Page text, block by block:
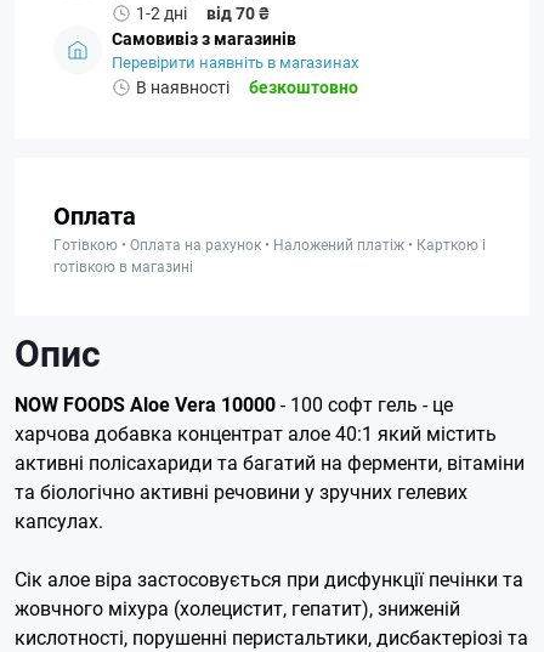
1-2 дні
від 70 ₴
Самовивіз з магазинів
Перевірити наявніть в магазинах
В наявності безкоштовно
Оплата
Готівкою • Оплата на рахунок • Наложений платіж • Карткою і
готівкою в магазині
Опис
NOW FOODS Aloe Vera 10000- 100 софт гель - це
харчова добавка концентрат алое 40:1 який містить
активні полісахариди та багатий на ферменти, вітаміни
та біологічно активні речовини у зручних гелевих
капсулах.
Сік алое віра застосовується при дисфункції печінки та
жовчного міхура (холецистит, гепатит), зниженій
кислотності, порушенні перистальтики, дисбактеріозі та